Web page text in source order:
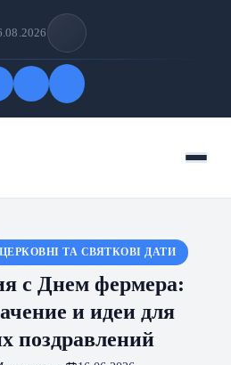
Меню
ЦЕРКОВНІ ТА СВЯТКОВІ ДАТИ
с Днем фермера:
и идеи для
поздравлений